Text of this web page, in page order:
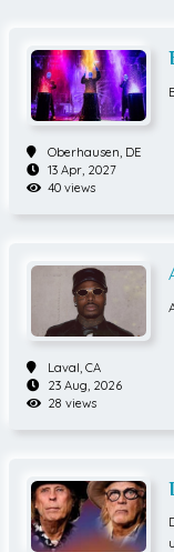
Oberhausen, DE
13 Apr, 2027
40 views
Laval, CA
23 Aug, 2026
28 views